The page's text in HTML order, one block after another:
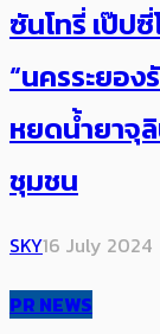
ซันโทรี่ เป๊ป
“นครระยอ
หยดน้ำยาจุ
ชุมชน
SKY16 July 2024
PR NEWS